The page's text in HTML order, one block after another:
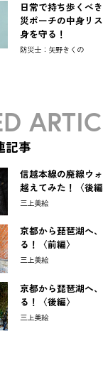
日常で持ち歩くべ
災ポーチの中身リ
身を守る！
防災士：矢野きくの
記事
信越本線の廃線ウ
越えてみた！〈後編
三上美絵
京都から琵琶湖へ
る！〈前編〉
三上美絵
京都から琵琶湖へ
る！〈後編〉
三上美絵